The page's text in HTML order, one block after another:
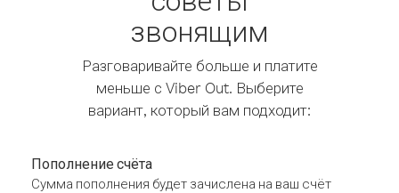
звонящим
Разговаривайте больше и платите
меньше с Viber Out. Выберите
вариант, который вам подходит:
Пополнение счёта
Сумма пополнения будет зачислена на ваш счёт